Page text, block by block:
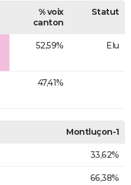
% voix
canton
Statut
52,59% Elu
47,41%
Montluçon-1
33,62%
66,38%